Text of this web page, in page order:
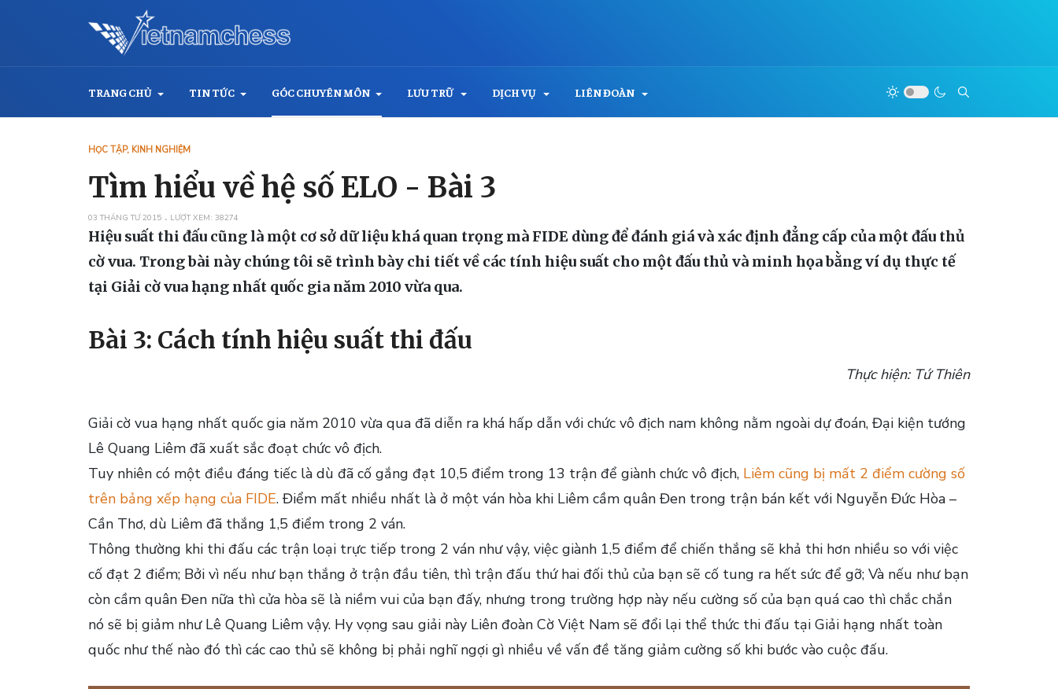
TRANG CHỦ TIN TỨC GÓC CHUYÊN MÔN LƯU TRỮ DỊCH VỤ LIÊN ĐOÀN
HỌC TẬP, KINH NGHIỆM
Tìm hiểu về hệ số ELO - Bài 3
03 THÁNG TƯ 2015 LƯỢT XEM: 38274
Hiệu suất thi đấu cũng là một cơ sở dữ liệu khá quan trọng mà FIDE dùng để đánh giá và xác định đẳng cấp của một đấu thủ
cờ vua. Trong bài này chúng tôi sẽ trình bày chi tiết về các tính hiệu suất cho một đấu thủ và minh họa bằng ví dụ thực tế
tại Giải cờ vua hạng nhất quốc gia năm 2010 vừa qua.
Bài 3: Cách tính hiệu suất thi đấu
Thực hiện: Tứ Thiên
Giải cờ vua hạng nhất quốc gia năm 2010 vừa qua đã diễn ra khá hấp dẫn với chức vô địch nam không nằm ngoài dự đoán, Đại kiện tướng
Lê Quang Liêm đã xuất sắc đoạt chức vô địch.
Tuy nhiên có một điều đáng tiếc là dù đã cố gắng đạt 10,5 điểm trong 13 trận để giành chức vô địch, Liêm cũng bị mất 2 điểm cường số
trên bảng xếp hạng của FIDE. Điểm mất nhiều nhất là ở một ván hòa khi Liêm cầm quân Đen trong trận bán kết với Nguyễn Đức Hòa –
Cần Thơ, dù Liêm đã thắng 1,5 điểm trong 2 ván.
Thông thường khi thi đấu các trận loại trực tiếp trong 2 ván như vậy, việc giành 1,5 điểm để chiến thắng sẽ khả thi hơn nhiều so với việc
cố đạt 2 điểm; Bởi vì nếu như bạn thắng ở trận đầu tiên, thì trận đấu thứ hai đối thủ của bạn sẽ cố tung ra hết sức để gỡ; Và nếu như bạn
còn cầm quân Đen nữa thì cửa hòa sẽ là niềm vui của bạn đấy, nhưng trong trường hợp này nếu cường số của bạn quá cao thì chắc chắn
nó sẽ bị giảm như Lê Quang Liêm vậy. Hy vọng sau giải này Liên đoàn Cờ Việt Nam sẽ đổi lại thể thức thi đấu tại Giải hạng nhất toàn
quốc như thế nào đó thì các cao thủ sẽ không bị phải nghĩ ngợi gì nhiều về vấn đề tăng giảm cường số khi bước vào cuộc đấu.